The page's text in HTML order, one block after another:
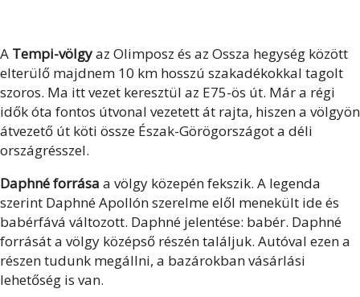
A Tempi-völgyaz Olimposz és az Ossza hegység között
elterülő majdnem 10 km hosszú szakadékokkal tagolt
szoros. Ma itt vezet keresztül az E75-ös út. Már a régi
idők óta fontos útvonal vezetett át rajta, hiszen a völgyön
átvezető út köti össze Észak-Görögországot a déli
országrésszel.
Daphné forrása a völgy közepén fekszik. A legenda
szerint Daphné Apollón szerelme elől menekült ide és
babérfává változott. Daphné jelentése: babér. Daphné
forrását a völgy középső részén találjuk. Autóval ezen a
részen tudunk megállni, a bazárokban vásárlási
lehetőség is van.